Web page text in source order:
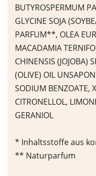
BUTYROSPERMUM
GLYCINE SOJA
PARFUM**, OLEA
MACADAMIA
CHINENSIS (JOJOBA)
(OLIVE) OIL
SODIUM BENZOATE,
CITRONELLOL,
GERANIOL
* Inhaltsstoffe aus
** Naturparfum